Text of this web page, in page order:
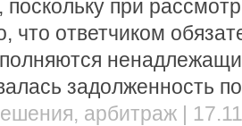
поскольку при
что ответчиком
задолженность
арбитраж |